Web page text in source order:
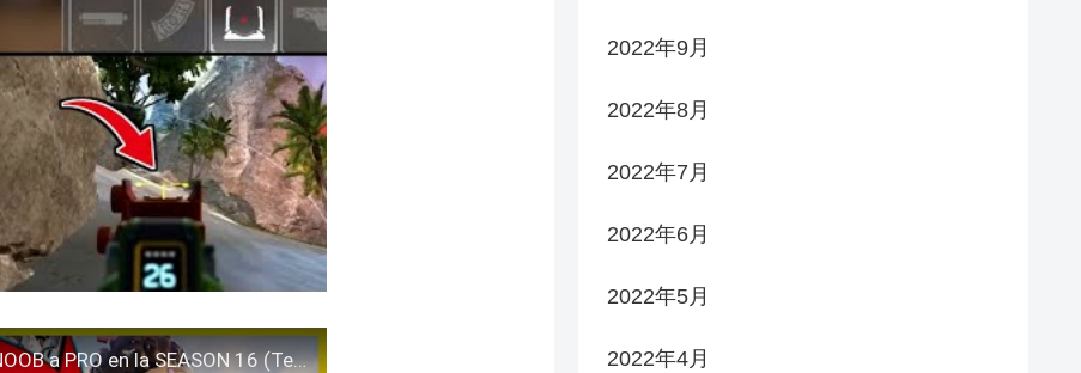
APEX LEGENDS: 50 CONSEJOS para pasar de NOOB a PRO en la SEASON 16 (Temporada 16) | Makina
2022年9月
2022年8月
2022年7月
2022年6月
2022年5月
2022年4月